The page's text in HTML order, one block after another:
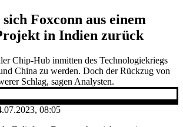
Foxconn aus einem
in Indien zurück
Chip-Hub inmitten des Technologiekriegs
China zu werden. Doch der Rückzug von
Schlag, sagen Analysten.
08:05